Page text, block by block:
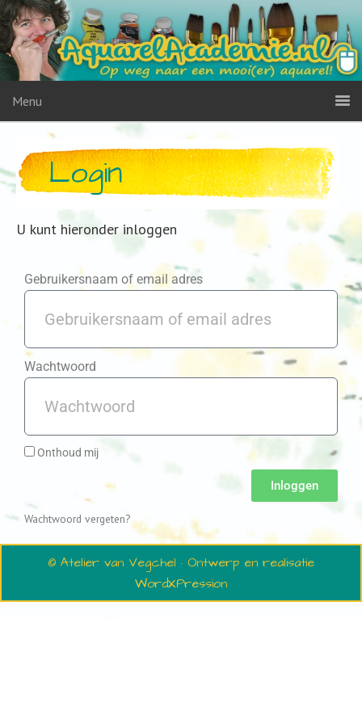
Menu
Login
U kunt hieronder inloggen
Gebruikersnaam of email adres
Wachtwoord
Onthoud mij
Inloggen
Wachtwoord vergeten?
© Atelier van Vegchel · Ontwerp en realisatie
WordXPression